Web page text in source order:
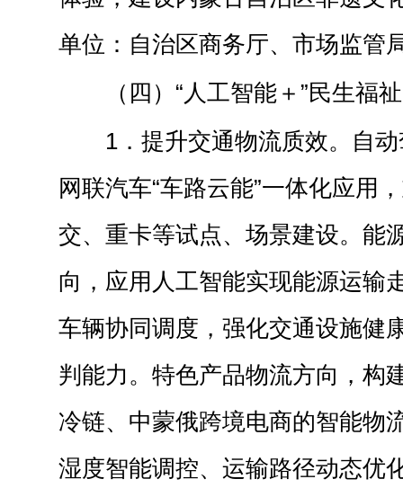
单位：自治区商务厅、市场监管
（四）“人工智能＋”民生福祉
1．提升交通物流质效。自
网联汽车“车路云能”一体化应用
交、重卡等试点、场景建设。能
向，应用人工智能实现能源运输
车辆协同调度，强化交通设施健
判能力。特色产品物流方向，构
冷链、中蒙俄跨境电商的智能物
湿度智能调控、运输路径动态优